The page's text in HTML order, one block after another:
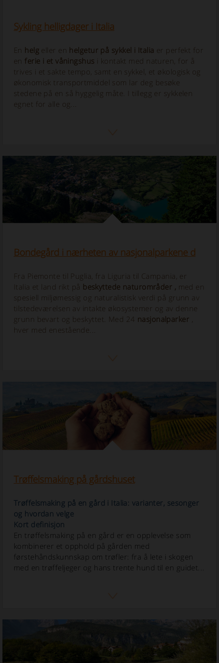
Sykling helligdager i Italia
En helg eller en helgetur på sykkel i Italia er perfekt for
en ferie i et våningshus i kontakt med naturen, for å
trives i et sakte tempo, samt en sykkel, et økologisk og
økonomisk transportmiddel som lar deg besøke
stedene på en så hyggelig måte. I tillegg er sykkelen
egnet for alle og...
Bondegård i nærheten av nasjonalparkene d
Fra Piemonte til Puglia, fra Liguria til Campania, er
Italia et land rikt på beskyttede naturområder , med en
spesiell miljømessig og naturalistisk verdi på grunn av
tilstedeværelsen av intakte økosystemer og av denne
grunn bevart og beskyttet. Med 24 nasjonalparker ,
hver med enestående...
Trøffelsmaking på gårdshuset
Trøffelsmaking på en gård i Italia: varianter, sesonger
og hvordan velge
Kort definisjon
En trøffelsmaking på en gård er en opplevelse som
kombinerer et opphold på gården med
førstehåndskunnskap om trøfler: fra å lete i skogen
med en trøffeljeger og hans trente hund til en guidet...